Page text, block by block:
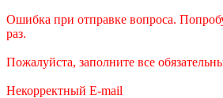
Ошибка при отправке вопроса.
раз.
Пожалуйста, заполните все
Некорректный E-mail